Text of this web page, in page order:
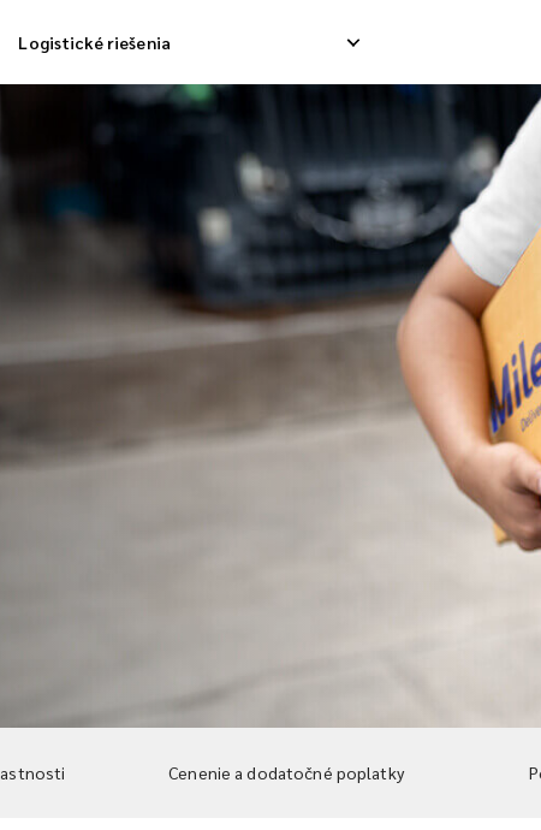
Logistické riešenia
odpadov
loď
Obrátené zdvihnutie
Riadenie návratu
Cenenie a dodatočné poplatky